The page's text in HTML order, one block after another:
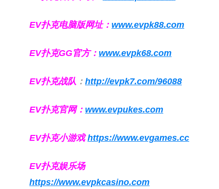
EV扑克电脑版网址： www.evpk88.com
EV扑克GG官方： www.evpk68.com
EV扑克战队 ： http://evpk7.com/96088
EV扑克官网： www.evpukes.com
EV扑克小游戏https://www.evgames.cc
EV扑克娱乐场
https://www.evpkcasino.com